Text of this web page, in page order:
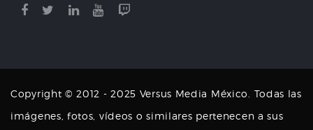
Copyright © 2012 - 2025 Versus Media México. Todas las
imágenes, fotos, vídeos o similares pertenecen a sus